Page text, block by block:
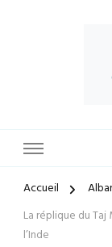
meilleures
Accueil
La réplique du
l’Inde